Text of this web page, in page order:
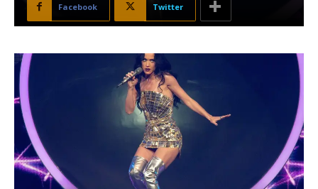
Facebook Twitter